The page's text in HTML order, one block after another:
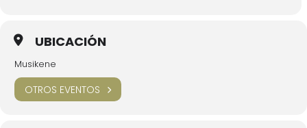
UBICACIÓN
Musikene
OTROS EVENTOS